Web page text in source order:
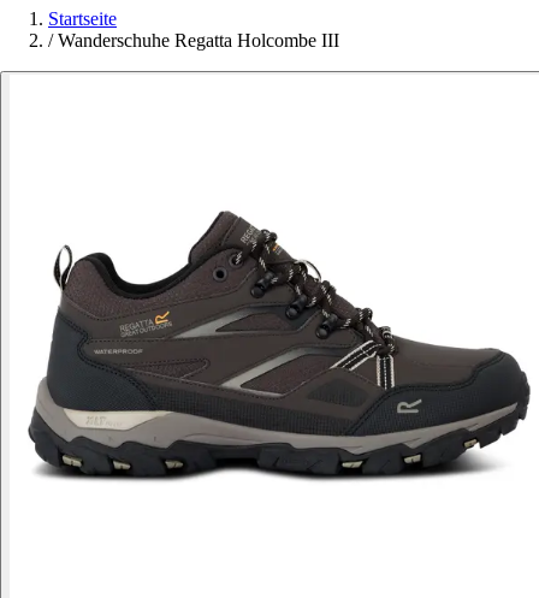
Startseite
/ Wanderschuhe Regatta Holcombe III